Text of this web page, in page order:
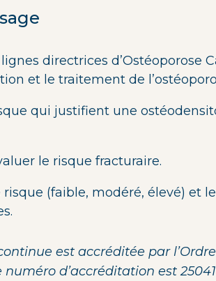
directrices d’Ostéoporose
et le traitement de
qui justifient une
le risque fracturaire.
(faible, modéré, élevé) et
est accréditée par
d’accréditation est